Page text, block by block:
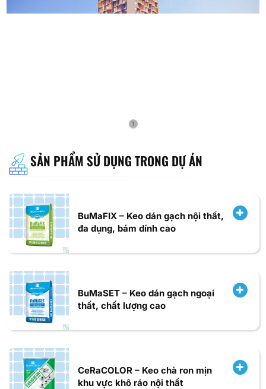
1
SẢN PHẨM SỬ DỤNG TRONG DỰ ÁN
BuMaFIX – Keo dán gạch nội thất,
đa dụng, bám dính cao
BuMaSET – Keo dán gạch ngoại
thất, chất lượng cao
CeRaCOLOR – Keo chà ron mịn
khu vực khô ráo nội thất